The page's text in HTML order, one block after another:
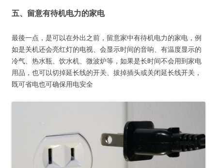
五、留意有待机电力的家电
最後一点，是可以在外出之前，留意家中有待机电力的家电，例
如是关机还会亮红灯的电视、会显示时间的音响、有温度显示的
冷气、热水瓶、饮水机、微波炉等，如果是长时间不会用到家电
用品，也可以切掉延长线的开关、拔掉插头或关闭延长线开关，
既可省电也可确保用电安全